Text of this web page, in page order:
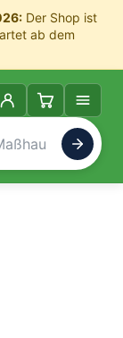
Der Shop ist
ab dem